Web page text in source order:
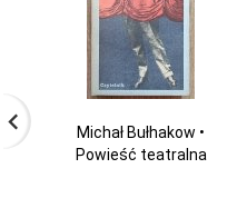
Michał Bułhakow •
Powieść teatralna